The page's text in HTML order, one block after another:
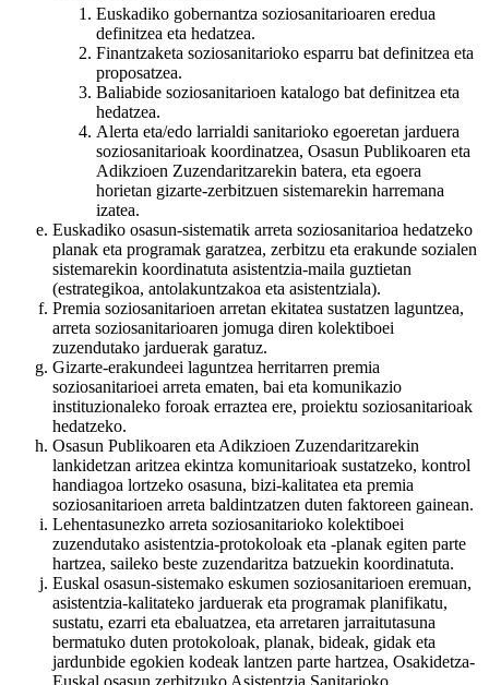
Euskadiko gobernantza soziosanitarioaren eredua
definitzea eta hedatzea.
Finantzaketa soziosanitarioko esparru bat definitzea eta
proposatzea.
Baliabide soziosanitarioen katalogo bat definitzea eta
hedatzea.
Alerta eta/edo larrialdi sanitarioko egoeretan jarduera
soziosanitarioak koordinatzea, Osasun Publikoaren eta
Adikzioen Zuzendaritzarekin batera, eta egoera
horietan gizarte-zerbitzuen sistemarekin harremana
izatea.
Euskadiko osasun-sistematik arreta soziosanitarioa hedatzeko
planak eta programak garatzea, zerbitzu eta erakunde sozialen
sistemarekin koordinatuta asistentzia-maila guztietan
(estrategikoa, antolakuntzakoa eta asistentziala).
Premia soziosanitarioen arretan ekitatea sustatzen laguntzea,
arreta soziosanitarioaren jomuga diren kolektiboei
zuzendutako jarduerak garatuz.
Gizarte-erakundeei laguntzea herritarren premia
soziosanitarioei arreta ematen, bai eta komunikazio
instituzionaleko foroak erraztea ere, proiektu soziosanitarioak
hedatzeko.
Osasun Publikoaren eta Adikzioen Zuzendaritzarekin
lankidetzan aritzea ekintza komunitarioak sustatzeko, kontrol
handiagoa lortzeko osasuna, bizi-kalitatea eta premia
soziosanitarioen arreta baldintzatzen duten faktoreen gainean.
Lehentasunezko arreta soziosanitarioko kolektiboei
zuzendutako asistentzia-protokoloak eta -planak egiten parte
hartzea, saileko beste zuzendaritza batzuekin koordinatuta.
Euskal osasun-sistemako eskumen soziosanitarioen eremuan,
asistentzia-kalitateko jarduerak eta programak planifikatu,
sustatu, ezarri eta ebaluatzea, eta arretaren jarraitutasuna
bermatuko duten protokoloak, planak, bideak, gidak eta
jardunbide egokien kodeak lantzen parte hartzea, Osakidetza-
Euskal osasun zerbitzuko Asistentzia Sanitarioko